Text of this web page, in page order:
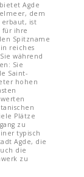
Agde
dem
erbaut, ist
für ihre
Spitzname
reiches
während
Sie
Saint-
hohen
Plätze
zu
typisch
Agde, die
die
zu